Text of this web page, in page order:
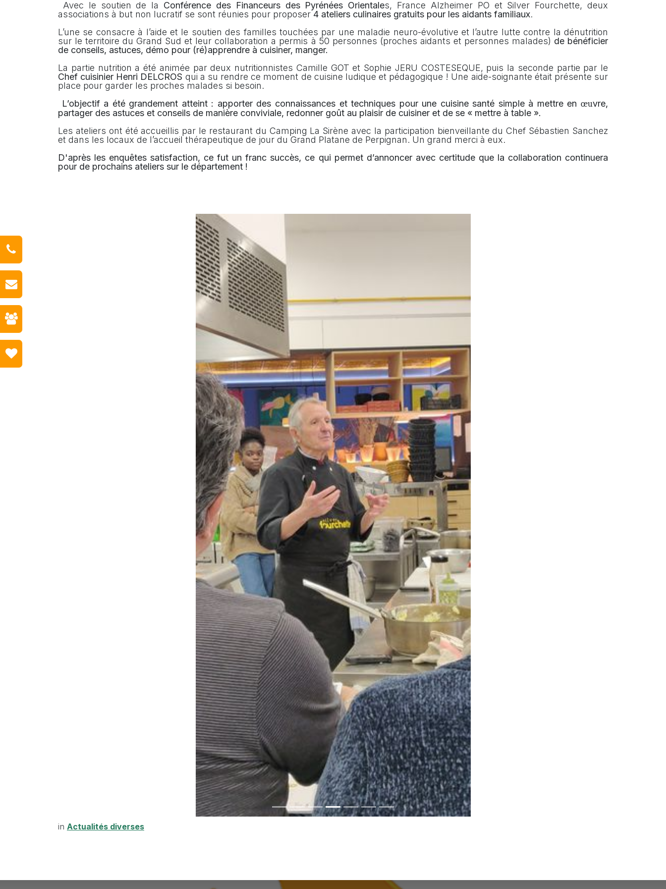
Avec le soutien de la Conférence des Financeurs des Pyrénées Orientales, France Alzheimer PO et Silver Fourchette, deux
associations à but non lucratif se sont réunies pour proposer 4 ateliers culinaires gratuits pour les aidants familiaux.
L’une se consacre à l’aide et le soutien des familles touchées par une maladie neuro-évolutive et l’autre lutte contre la dénutrition
sur le territoire du Grand Sud et leur collaboration a permis à 50 personnes (proches aidants et personnes malades) de bénéficier
de conseils, astuces, démo pour (ré)apprendre à cuisiner, manger.
La partie nutrition a été animée par deux nutritionnistes Camille GOT et Sophie JERU COSTESEQUE, puis la seconde partie par le
Chef cuisinier Henri DELCROS qui a su rendre ce moment de cuisine ludique et pédagogique ! Une aide-soignante était présente sur
place pour garder les proches malades si besoin.
L’objectif a été grandement atteint : apporter des connaissances et techniques pour une cuisine santé simple à mettre enœuvre,
partager des astuces et conseils de manière conviviale, redonner goût au plaisir de cuisiner et de se « mettre à table ».
Les ateliers ont été accueillis par le restaurant du Camping La Sirène avec la participation bienveillante du Chef Sébastien Sanchez
et dans les locaux de l’accueil thérapeutique de jour du Grand Platane de Perpignan. Un grand merci à eux.
D'après les enquêtes satisfaction, ce fut un franc succès, ce qui permet d’annoncer avec certitude que la collaboration continuera
pour de prochains ateliers sur le département !
in Actualités diverses